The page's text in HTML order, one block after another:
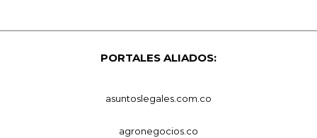
PORTALES ALIADOS:
asuntoslegales.com.co
agronegocios.co